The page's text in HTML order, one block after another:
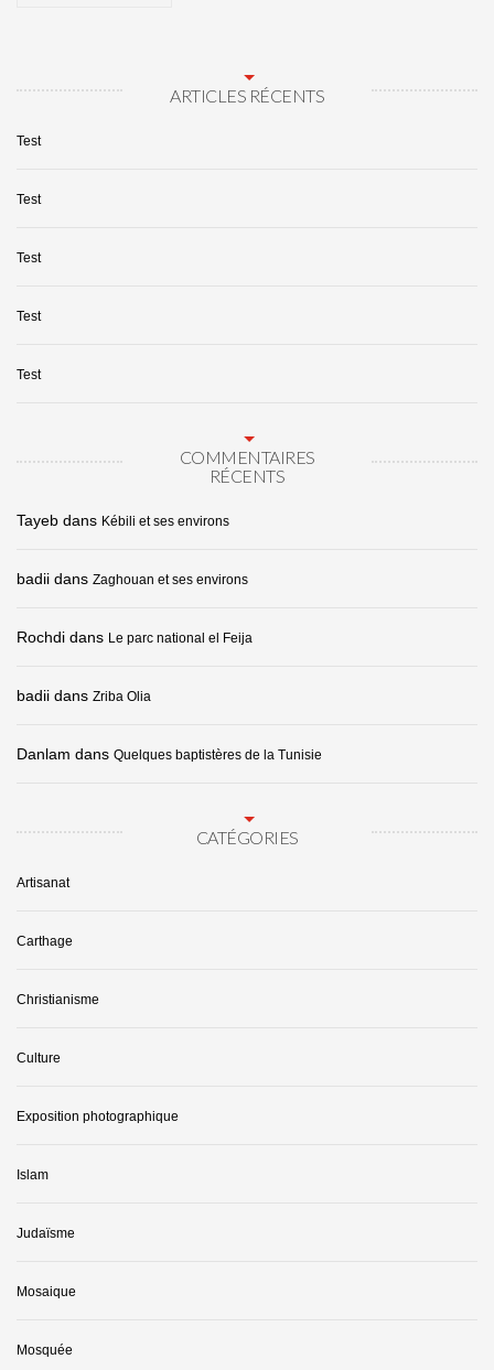
ARTICLES RÉCENTS
Test
Test
Test
Test
Test
COMMENTAIRES
RÉCENTS
Tayeb dans Kébili et ses environs
badii dans Zaghouan et ses environs
Rochdi dans Le parc national el Feija
badii dans Zriba Olia
Danlam dans Quelques baptistères de la Tunisie
CATÉGORIES
Artisanat
Carthage
Christianisme
Culture
Exposition photographique
Islam
Judaïsme
Mosaique
Mosquée